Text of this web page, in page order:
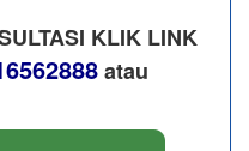
KLIK LINK
​ atau